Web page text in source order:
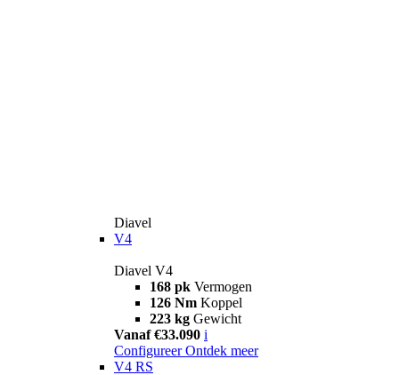
Diavel
V4
Diavel V4
168 pk Vermogen
126 Nm Koppel
223 kg Gewicht
Vanaf €33.090 i
Configureer Ontdek meer
V4 RS